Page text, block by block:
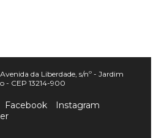
Avenida da Liberdade, s/nº - Jardim
- CEP 13214-900
Facebook
Instagram